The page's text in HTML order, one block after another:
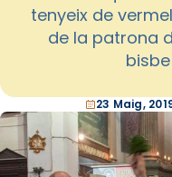
tenyeix de
de la patrona
23 Maig,